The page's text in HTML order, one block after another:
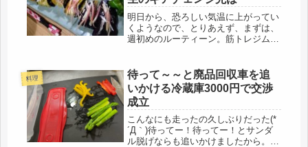
明日から、恐ろしい気温に上がってい
くようなので、とりあえず、まずは、
週初めのルーティーン。筋トレジムに
な・・・気がする( *´艸｀)いつ雨が降
るか分からない。急ぎで自転車で...
料理
待って～～と廃品回収車を追
いかける冷蔵庫3000円で交渉
成立
こんなにも走ったの久しぶりだった(*
´Д｀)待ってー！待ってー！とサンダ
ル脱げならも追いかけましたから。頼